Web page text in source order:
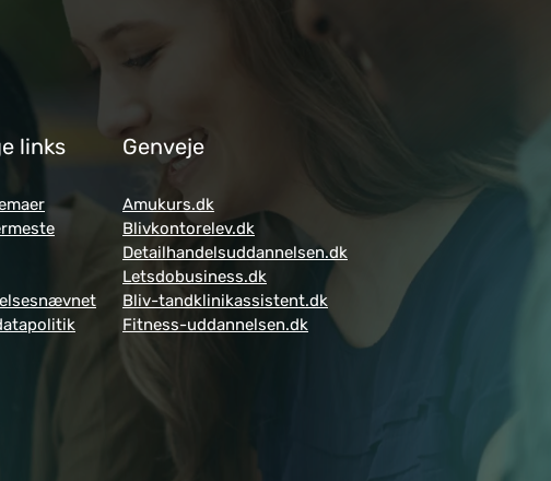
links Genveje
Amukurs.dk
Blivkontorelev.dk
Detailhandelsuddannelsen.dk
Letsdobusiness.dk
Bliv-tandklinikassistent.dk
Fitness-uddannelsen.dk